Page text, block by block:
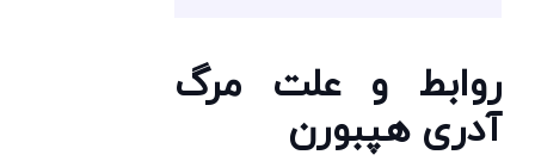
روابط و علت مرگ
آدری هپبورن